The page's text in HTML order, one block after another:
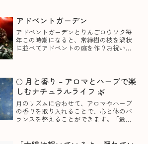
え方をご紹介します。🌑 ...
アドベントガーデン
アドベントガーデンとりんごロウソク毎
年この時期になると、常緑樹の枝を渦状
に並べてアドベントの庭を作りお祝いし
は、ラテン語の「A...
🌕 月と香り – アロマとハーブで楽
しむナチュラルライフ 🌿
月のリズムに合わせて、アロマやハーブ
の香りを取り入れることで、心と体のバ
ランスを整えることができます。「最近